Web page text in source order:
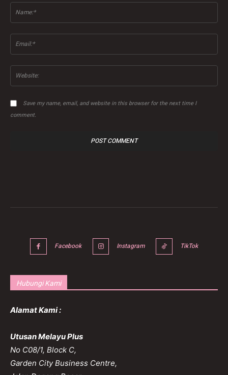
Save my name, email, and website in this browser for the next time I
comment.
Facebook Instagram TikTok
Hubungi Kami
Alamat Kami :
Utusan Melayu Plus
No C08/1, Block C,
Garden City Business Centre,